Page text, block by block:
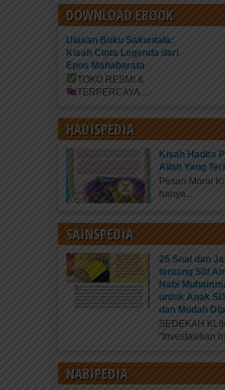
DOWNLOAD EBOOK
Ulasan Buku Sakuntala:
Kisah Cinta Legenda dari
Epos Mahabarata
TOKO RESMI &
TERPERCAYA ...
HADISPEDIA
Kisah Hadits
Allah Yang
Pesan Moral
hanya...
SAINSPEDIA
25 Soal dan
tentang Siti
Nabi
untuk Anak
dan Mudah
SEDEKAH
“Investasikan
NABIPEDIA